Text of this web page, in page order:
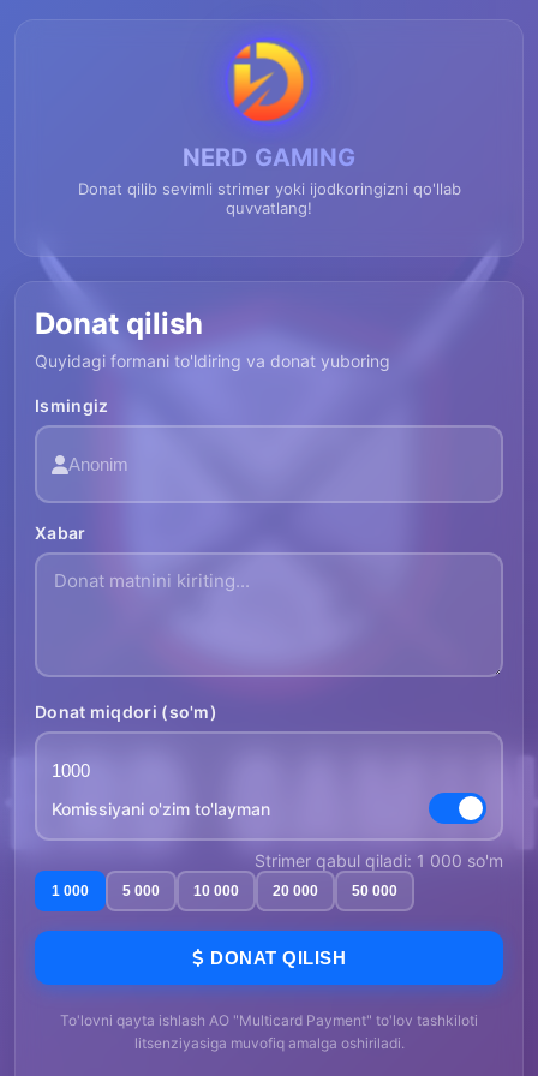
NERD GAMING
Donat qilib sevimli strimer yoki ijodkoringizni qo'llab
quvvatlang!
Donat qilish
Quyidagi formani to'ldiring va donat yuboring
Ismingiz
Xabar
Donat miqdori (so'm)
Komissiyani o'zim to'layman
Strimer qabul qiladi: 1 000 so'm
1 000 5 000 10 000 20 000 50 000
DONAT QILISH
To'lovni qayta ishlash AO "Multicard Payment" to'lov tashkiloti
litsenziyasiga muvofiq amalga oshiriladi.